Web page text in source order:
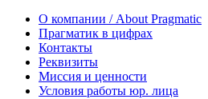
О компании / About Pragmatic
Прагматик в цифрах
Контакты
Реквизиты
Миссия и ценности
Условия работы юр. лица